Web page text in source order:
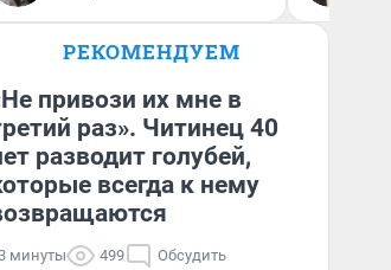
РЕКОМЕНДУЕМ
привози их мне в
раз». Читинец 40
разводит голубей,
всегда к нему
минуты 499 Обсудить